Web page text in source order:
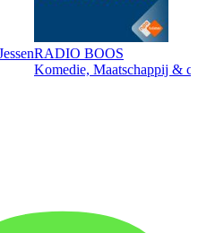
RADIO BOOS
Komedie, Maatschappij &